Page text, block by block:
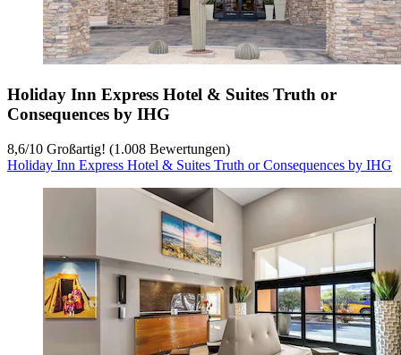
Holiday Inn Express Hotel & Suites Truth or
Consequences by IHG
8,6/10 Großartig! (1.008 Bewertungen)
Holiday Inn Express Hotel & Suites Truth or Consequences by IHG